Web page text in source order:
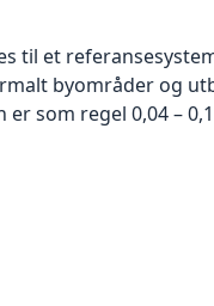
til et
byområder og
som regel 0,04 –